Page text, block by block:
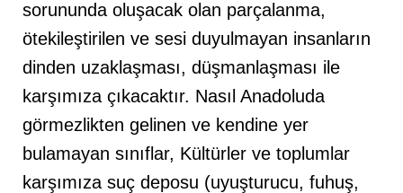
sorununda oluşacak olan parçalanma,
ötekileştirilen ve sesi duyulmayan insanların
dinden uzaklaşması, düşmanlaşması ile
karşımıza çıkacaktır. Nasıl Anadoluda
görmezlikten gelinen ve kendine yer
bulamayan sınıflar, Kültürler ve toplumlar
karşımıza suç deposu (uyuşturucu, fuhuş,